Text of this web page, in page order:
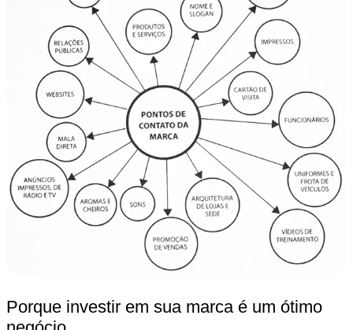
Porque investir em sua marca é um ótimo